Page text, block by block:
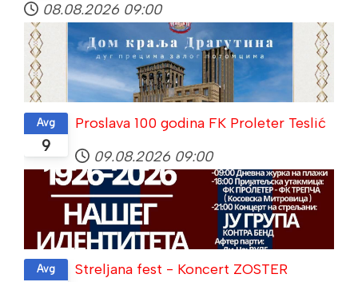
08.08.2026 09:00
9
Avg
Proslava 100 godina FK Proleter Teslić
09.08.2026 09:00
Avg
Streljana fest - Koncert ZOSTER